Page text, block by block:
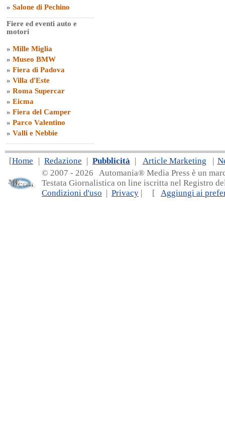
» Salone di Pechino
Fiere ed eventi auto e
motori
» Mille Miglia
» Museo BMW
» Fiera di Padova
» Villa d'Este
» Roma Supercar
» Eicma
» Fiera del Camper
» Parco Valentino
» Valli e Nebbie
[Home | Redazione | Pubblicità | Article Marketing |
© 2007 - 2026 Automania® Media Press è un
Testata Giornalistica on line iscritta nel Registro
Condizioni d'uso | Privacy | [ Aggiungi ai